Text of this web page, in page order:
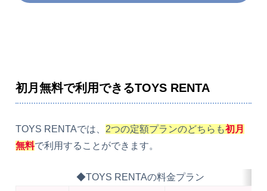
初月無料で利用できるTOYS RENTA
TOYS RENTAでは、 2つの定額プランのどちらも初月
無料で利用することができます。
◆TOYS RENTAの料金プラン